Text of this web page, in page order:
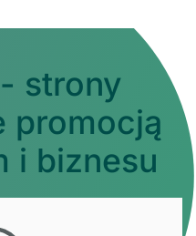
strony
promocją
i biznesu